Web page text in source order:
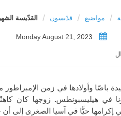
/ مواضيع / قدّيسون / القدّيسة
باصّا وأولادها في زمن
في هيليسبونطس. زوجها كان